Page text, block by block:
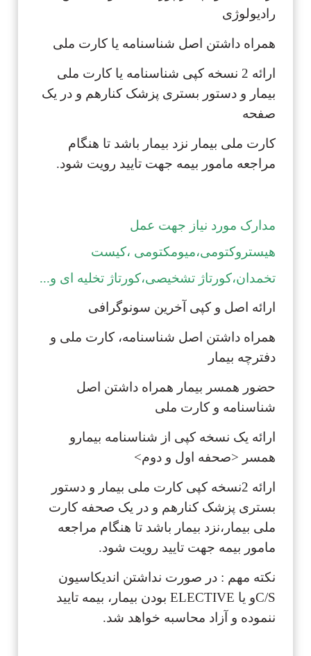
رادیولوژی
همراه داشتن اصل شناسنامه یا کارت ملی
ارائه 2 نسخه کپی شناسنامه یا کارت ملی
بیمار و دستور بستری پزشک کنارهم و در یک
صفحه
کارت ملی بیمار نزد بیمار باشد تا هنگام
مراجعه مامور بیمه جهت تایید رویت شود.
مدارک مورد نیاز جهت عمل
هیستروکتومی،میومکتومی ،کیست
تخمدان،کورتاژ تشخیصی،کورتاژ تخلیه ای و...
ارائه اصل و کپی آخرین سونوگرافی
همراه داشتن اصل شناسنامه، کارت ملی و
دفترچه بیمار
حضور همسر بیمار همراه داشتن اصل
شناسنامه و کارت ملی
ارائه یک نسخه کپی از شناسنامه بیمارو
همسر <صحفه اول و دوم>
ارائه 2نسخه کپی کارت ملی بیمار و دستور
بستری پزشک کنارهم و در یک صحفه کارت
ملی بیمار،نزد بیمار باشد تا هنگام مراجعه
مامور بیمه جهت تایید رویت شود.
نکته مهم : در صورت نداشتن اندیکاسیون
C/Sو یا ELECTIVE بودن بیمار، بیمه تایید
ننموده و آزاد محاسبه خواهد شد.